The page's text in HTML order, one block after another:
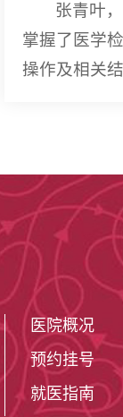
张青叶
掌握了医学
操作及相关
医院概况
预约挂号
就医指南